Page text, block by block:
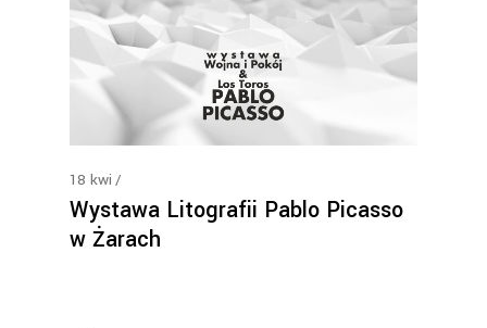
18 kwi
Wystawa Litografii Pablo Picasso
w Żarach